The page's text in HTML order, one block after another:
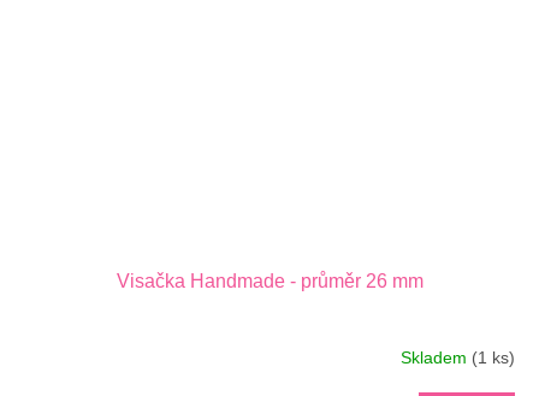
Visačka Handmade - průměr 26 mm
Skladem (1 ks)